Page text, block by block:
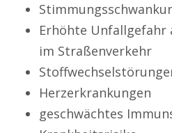
Erhöhte
im Straßenverkehr
Herzerkrankungen
geschwächtes